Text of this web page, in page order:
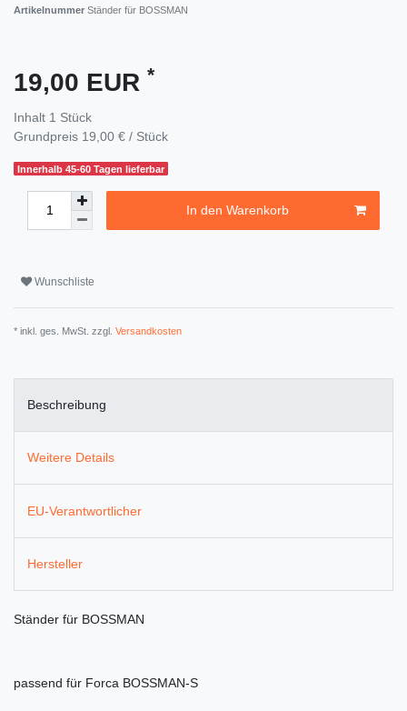
Artikelnummer Ständer für BOSSMAN
19,00 EUR *
Inhalt 1 Stück
Grundpreis 19,00 € / Stück
Innerhalb 45-60 Tagen lieferbar
In den Warenkorb
Wunschliste
* inkl. ges. MwSt. zzgl. Versandkosten
Beschreibung
Weitere Details
EU-Verantwortlicher
Hersteller
Ständer für BOSSMAN
passend für Forca BOSSMAN-S